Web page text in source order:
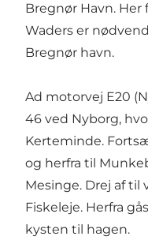
Bregnør Havn. Her
Waders er
Bregnør havn.
Ad motorvej E20
46 ved Nyborg,
Kerteminde.
og herfra til
Mesinge. Drej af
Fiskeleje. Herfra
kysten til hagen.